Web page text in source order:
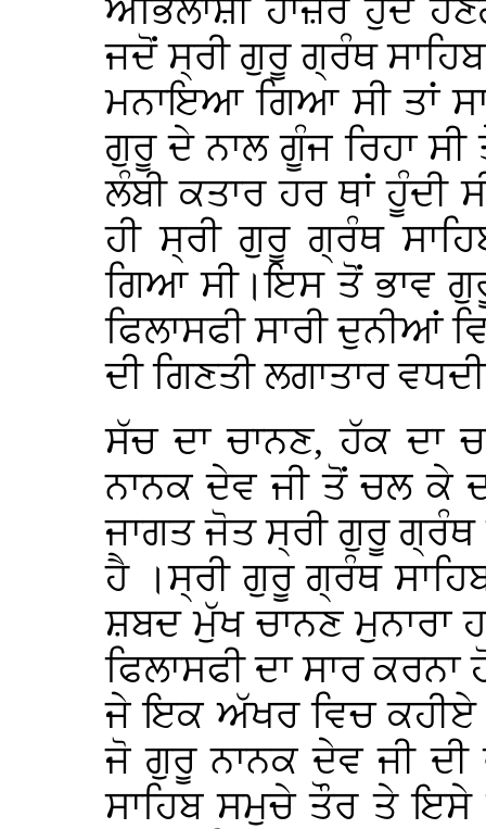
ਅਭਿਲਾਸ਼ੀ ਹਾਜ਼ਰ ਹੁੰਦੇ
ਜਦੋਂ ਸ੍ਰੀ ਗੁਰੂ ਗ੍ਰੰਥ ਸਾਹਿਬ
ਮਨਾਇਆ ਗਿਆ ਸੀ ਤਾਂ
ਗੁਰੂ ਦੇ ਨਾਲ ਗੂੰਜ ਰਿਹਾ
ਲੰਬੀ ਕਤਾਰ ਹਰ ਥਾਂ ਹੂੰਦੀ
ਹੀ ਸ੍ਰੀ ਗੁਰੂ ਗ੍ਰੰਥ
ਗਿਆ ਸੀ।ਇਸ ਤੋਂ ਭਾਵ ਗੁਰੂ
ਫਿਲਾਸਫੀ ਸਾਰੀ ਦੁਨੀਆਂ
ਦੀ ਗਿਣਤੀ ਲਗਾਤਾਰ
ਸੱਚ ਦਾ ਚਾਨਣ, ਹੱਕ ਦਾ
ਨਾਨਕ ਦੇਵ ਜੀ ਤੋਂ ਚਲ ਕੇ
ਜਾਗਤ ਜੋਤ ਸ੍ਰੀ ਗੁਰੂ ਗ੍ਰੰਥ
ਹੈ ।ਸ੍ਰੀ ਗੁਰੂ ਗ੍ਰੰਥ
ਸ਼ਬਦ ਮੁੱਖ ਚਾਨਣ ਮੁਨਾਰਾ
ਫਿਲਾਸਫੀ ਦਾ ਸਾਰ
ਜੇ ਇਕ ਅੱਖਰ ਵਿਚ ਕਹੀਏ
ਜੋ ਗੁਰੂ ਨਾਨਕ ਦੇਵ ਜੀ
ਸਾਹਿਬ ਸਮੁਚੇ ਤੌਰ ਤੇ ਇਸੇ